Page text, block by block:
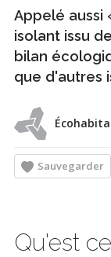
Appelé aussi
isolant issu
bilan
que d'autres
Sauvegarder
Qu'est